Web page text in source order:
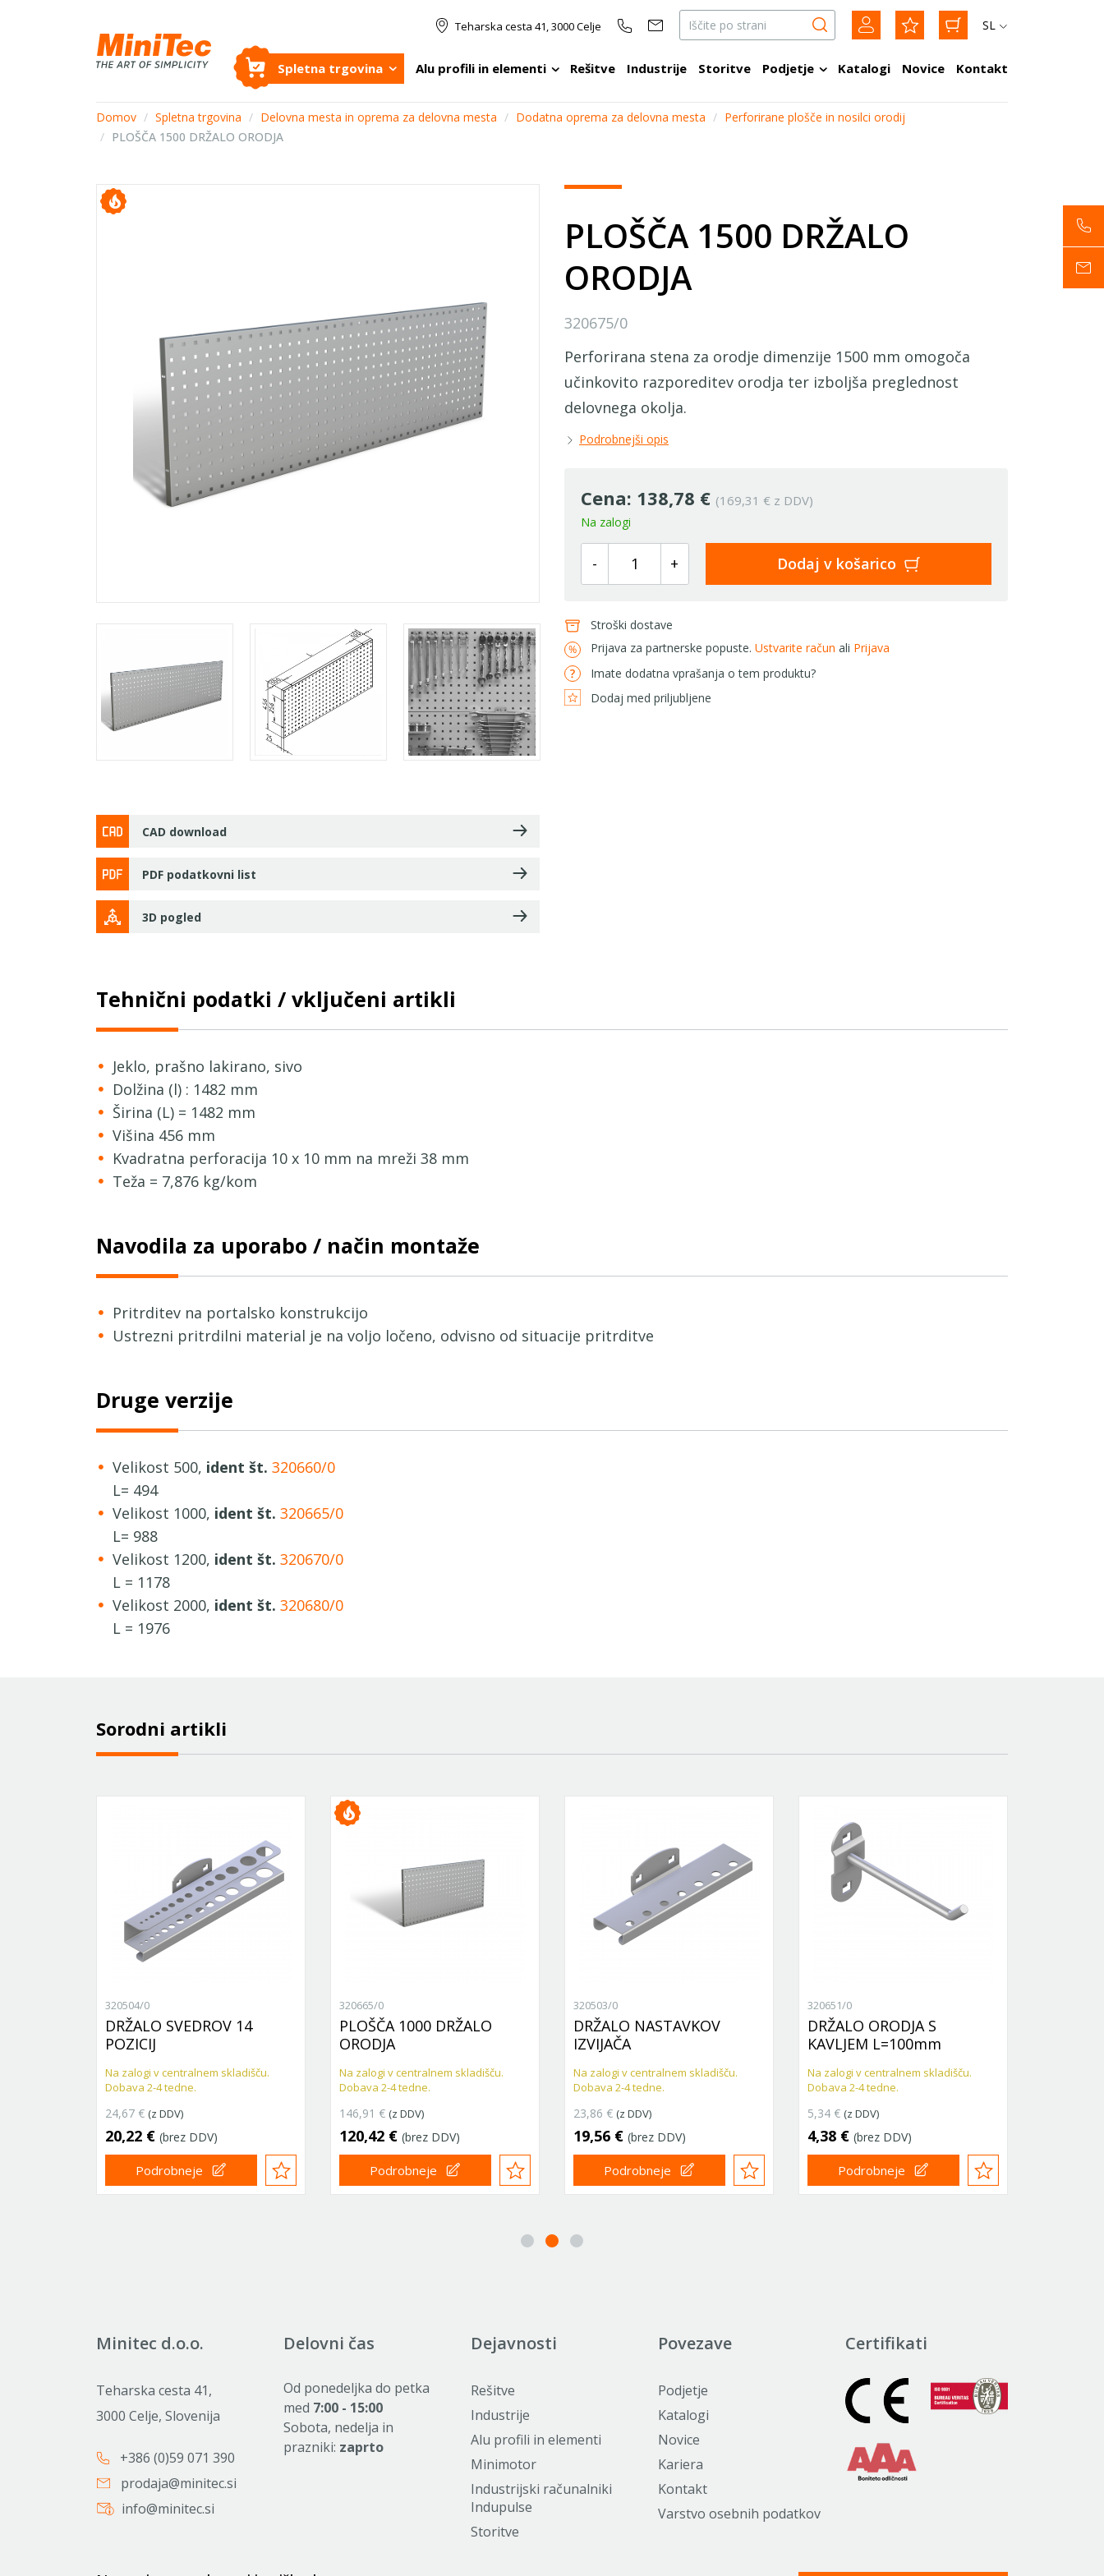
Teharska cesta 41, 3000 Celje SL
Spletna trgovina Alu profili in elementi Rešitve Industrije Storitve Podjetje Katalogi Novice Kontakt
Domov / Spletna trgovina / Delovna mesta in oprema za delovna mesta / Dodatna oprema za delovna mesta / Perforirane plošče in nosilci orodij
/ PLOŠČA 1500 DRŽALO ORODJA
CAD download
PDF podatkovni list
3D pogled
PLOŠČA 1500 DRŽALO
ORODJA
320675/0
Perforirana stena za orodje dimenzije 1500 mm omogoča
učinkovito razporeditev orodja ter izboljša preglednost
delovnega okolja.
Podrobnejši opis
Cena: 138,78 € (169,31 € z DDV)
Na zalogi
- + Dodaj v košarico
Stroški dostave
Prijava za partnerske popuste. Ustvarite račun ali Prijava
Imate dodatna vprašanja o tem produktu?
Dodaj med priljubljene
Tehnični podatki / vključeni artikli
Jeklo, prašno lakirano, sivo
Dolžina (l) : 1482 mm
Širina (L) = 1482 mm
Višina 456 mm
Kvadratna perforacija 10 x 10 mm na mreži 38 mm
Teža = 7,876 kg/kom
Navodila za uporabo / način montaže
Pritrditev na portalsko konstrukcijo
Ustrezni pritrdilni material je na voljo ločeno, odvisno od situacije pritrditve
Druge verzije
Velikost 500, ident št. 320660/0
L= 494
Velikost 1000, ident št. 320665/0
L= 988
Velikost 1200, ident št. 320670/0
L = 1178
Velikost 2000, ident št. 320680/0
L = 1976
Sorodni artikli
320504/0
DRŽALO SVEDROV 14
POZICIJ
Na zalogi v centralnem skladišču.
Dobava 2-4 tedne.
24,67 € (z DDV)
20,22 € (brez DDV)
Podrobneje
320665/0
PLOŠČA 1000 DRŽALO
ORODJA
Na zalogi v centralnem skladišču.
Dobava 2-4 tedne.
146,91 € (z DDV)
120,42 € (brez DDV)
Podrobneje
320503/0
DRŽALO NASTAVKOV
IZVIJAČA
Na zalogi v centralnem skladišču.
Dobava 2-4 tedne.
23,86 € (z DDV)
19,56 € (brez DDV)
Podrobneje
320651/0
DRŽALO ORODJA S
KAVLJEM L=100mm
Na zalogi v centralnem skladišču.
Dobava 2-4 tedne.
5,34 € (z DDV)
4,38 € (brez DDV)
Podrobneje
Minitec d.o.o.
Teharska cesta 41,
3000 Celje, Slovenija
+386 (0)59 071 390
prodaja@minitec.si
info@minitec.si
Delovni čas
Od ponedeljka do petka
med 7:00 - 15:00
Sobota, nedelja in
prazniki: zaprto
Dejavnosti
Rešitve
Industrije
Alu profili in elementi
Minimotor
Industrijski računalniki
Indupulse
Storitve
Povezave
Podjetje
Katalogi
Novice
Kariera
Kontakt
Varstvo osebnih podatkov
Certifikati